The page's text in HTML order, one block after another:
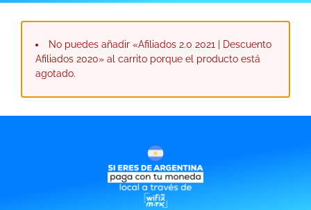
No puedes añadir «Afiliados 2.0 2021 | Descuento
Afiliados 2020» al carrito porque el producto está
agotado.